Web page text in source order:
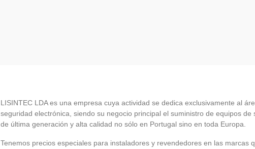
LISINTEC LDA es una empresa cuya actividad se dedica exclusivamente al
seguridad electrónica, siendo su negocio principal el suministro de equipos de
de última generación y alta calidad no sólo en Portugal sino en toda Europa.
Tenemos precios especiales para instaladores y revendedores en las marcas